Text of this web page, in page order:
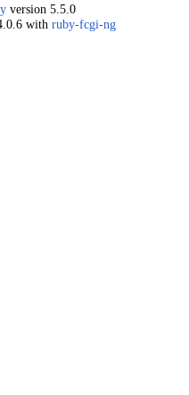
version 5.5.0
with ruby-fcgi-ng